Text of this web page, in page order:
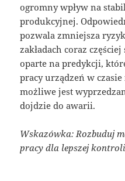
ogromny wpływ na
produkcyjnej.
pozwala zmniejsza
zakładach coraz
oparte na predykcji,
pracy urządzeń w
możliwe jest
dojdzie do awarii.
Wskazówka: Rozbuduj
pracy dla lepszej